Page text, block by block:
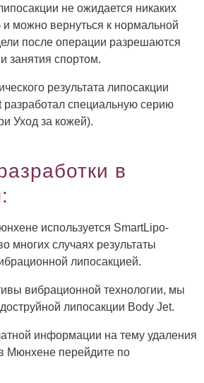
не ожидается никаких
можно вернуться к нормальной
после операции разрешаются
занятия спортом.
результата липосакции
разработал специальную серию
Уход за кожей).
в
используется SmartLipo-
многих случаях результаты
липосакцией.
вибрационной технологии, мы
липосакции Body Jet.
информации на тему удаления
Мюнхене перейдите по